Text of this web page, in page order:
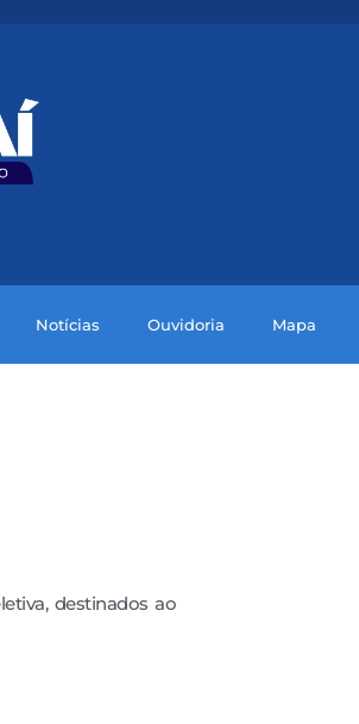
Notícias Ouvidoria Mapa
destinados ao